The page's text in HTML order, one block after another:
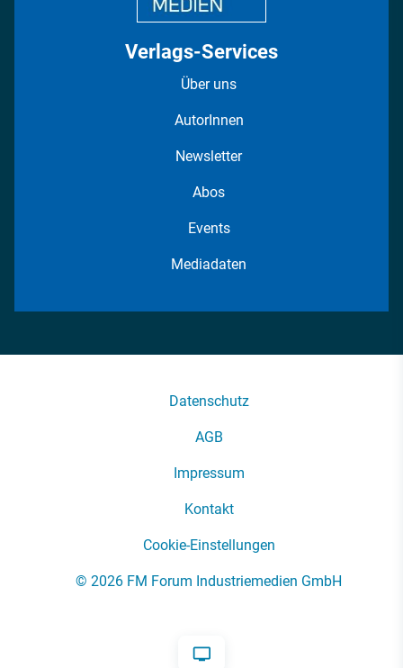
Verlags-Services
Über uns
AutorInnen
Newsletter
Abos
Events
Mediadaten
Datenschutz
AGB
Impressum
Kontakt
Cookie-Einstellungen
© 2026 FM Forum Industriemedien GmbH